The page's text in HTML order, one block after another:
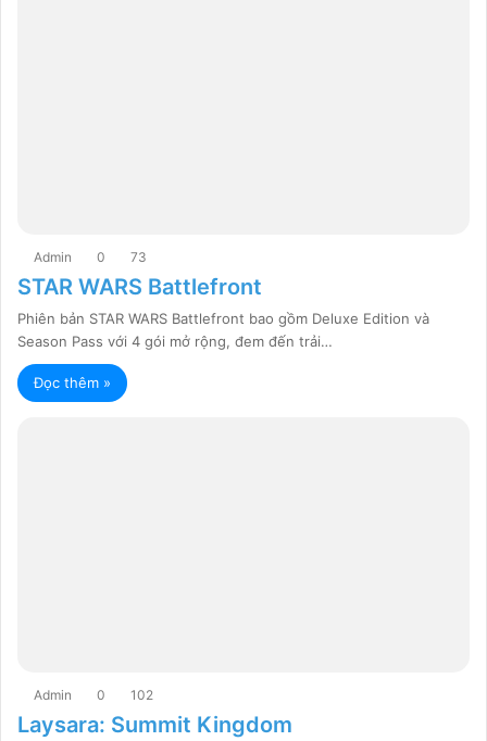
Admin 0 73
STAR WARS Battlefront
Phiên bản STAR WARS Battlefront bao gồm Deluxe Edition và
Season Pass với 4 gói mở rộng, đem đến trải…
Đọc thêm »
Admin 0 102
Laysara: Summit Kingdom